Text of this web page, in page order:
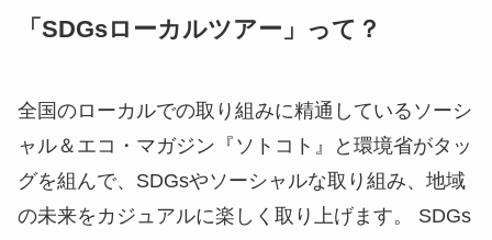
「SDGsローカルツアー」って？
全国のローカルでの取り組みに精通しているソーシ
ャル＆エコ・マガジン『ソトコト』と環境省がタッ
グを組んで、SDGsやソーシャルな取り組み、地域
の未来をカジュアルに楽しく取り上げます。 SDGs